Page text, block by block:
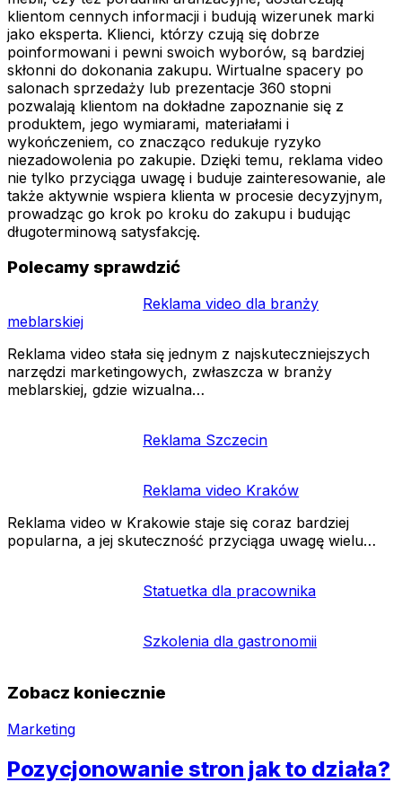
klientom cennych informacji i budują wizerunek marki
jako eksperta. Klienci, którzy czują się dobrze
poinformowani i pewni swoich wyborów, są bardziej
skłonni do dokonania zakupu. Wirtualne spacery po
salonach sprzedaży lub prezentacje 360 stopni
pozwalają klientom na dokładne zapoznanie się z
produktem, jego wymiarami, materiałami i
wykończeniem, co znacząco redukuje ryzyko
niezadowolenia po zakupie. Dzięki temu, reklama video
nie tylko przyciąga uwagę i buduje zainteresowanie, ale
także aktywnie wspiera klienta w procesie decyzyjnym,
prowadząc go krok po kroku do zakupu i budując
długoterminową satysfakcję.
Polecamy sprawdzić
Reklama video dla branży
meblarskiej
Reklama video stała się jednym z najskuteczniejszych
narzędzi marketingowych, zwłaszcza w branży
meblarskiej, gdzie wizualna…
Reklama Szczecin
Reklama video Kraków
Reklama video w Krakowie staje się coraz bardziej
popularna, a jej skuteczność przyciąga uwagę wielu…
Statuetka dla pracownika
Szkolenia dla gastronomii
Zobacz koniecznie
Marketing
Pozycjonowanie stron jak to działa?